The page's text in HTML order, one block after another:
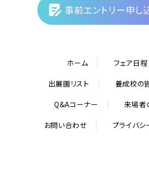
事前エントリー申し
ホーム フェア日程
出展園リスト 養成校の
Q&Aコーナー 来場者
お問い合わせ プライバシ